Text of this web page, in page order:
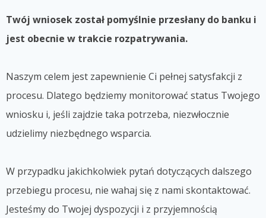
Twój wniosek został pomyślnie przesłany do banku i
jest obecnie w trakcie rozpatrywania.
Naszym celem jest zapewnienie Ci pełnej satysfakcji z
procesu. Dlatego będziemy monitorować status Twojego
wniosku i, jeśli zajdzie taka potrzeba, niezwłocznie
udzielimy niezbędnego wsparcia.
W przypadku jakichkolwiek pytań dotyczących dalszego
przebiegu procesu, nie wahaj się z nami skontaktować.
Jesteśmy do Twojej dyspozycji i z przyjemnością